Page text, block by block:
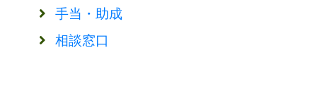
手当・助成
相談窓口